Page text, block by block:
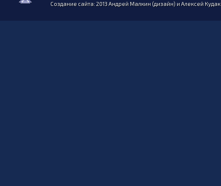
Создание сайта: 2013 Андрей Малкин (дизайн) и Алексей